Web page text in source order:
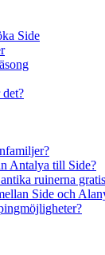
Side
Antalya till Side?
ruinerna
Side och